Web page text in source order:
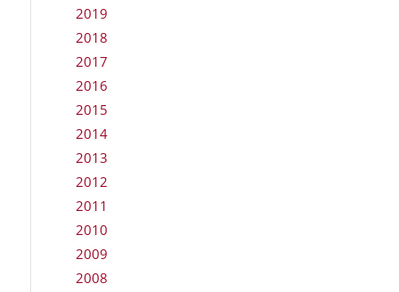
2019
2018
2017
2016
2015
2014
2013
2012
2011
2010
2009
2008